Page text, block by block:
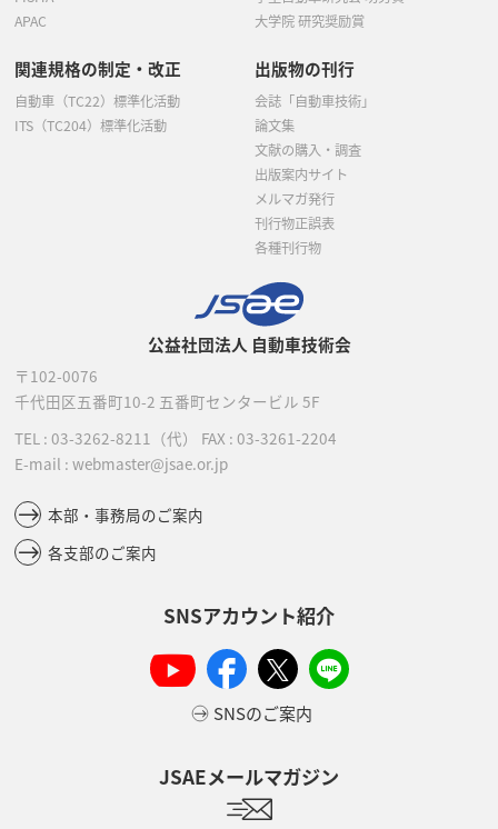
公益社団法人 自動車技術会
〒102-0076
千代田区五番町10-2 五番町センタービル 5F
TEL : 03-3262-8211 （代） FAX : 03-3261-2204
E-mail : webmaster@jsae.or.jp
本部・事務局のご案内
各支部のご案内
SNSアカウント紹介
SNSのご案内
JSAEメールマガジン
APAC
大学院 研究奨励賞
関連規格の制定・改正
自動車（TC22）標準化活動
ITS（TC204）標準化活動
出版物の刊行
会誌「自動車技術」
論文集
文献の購入・調査
出版案内サイト
メルマガ発行
刊行物正誤表
各種刊行物